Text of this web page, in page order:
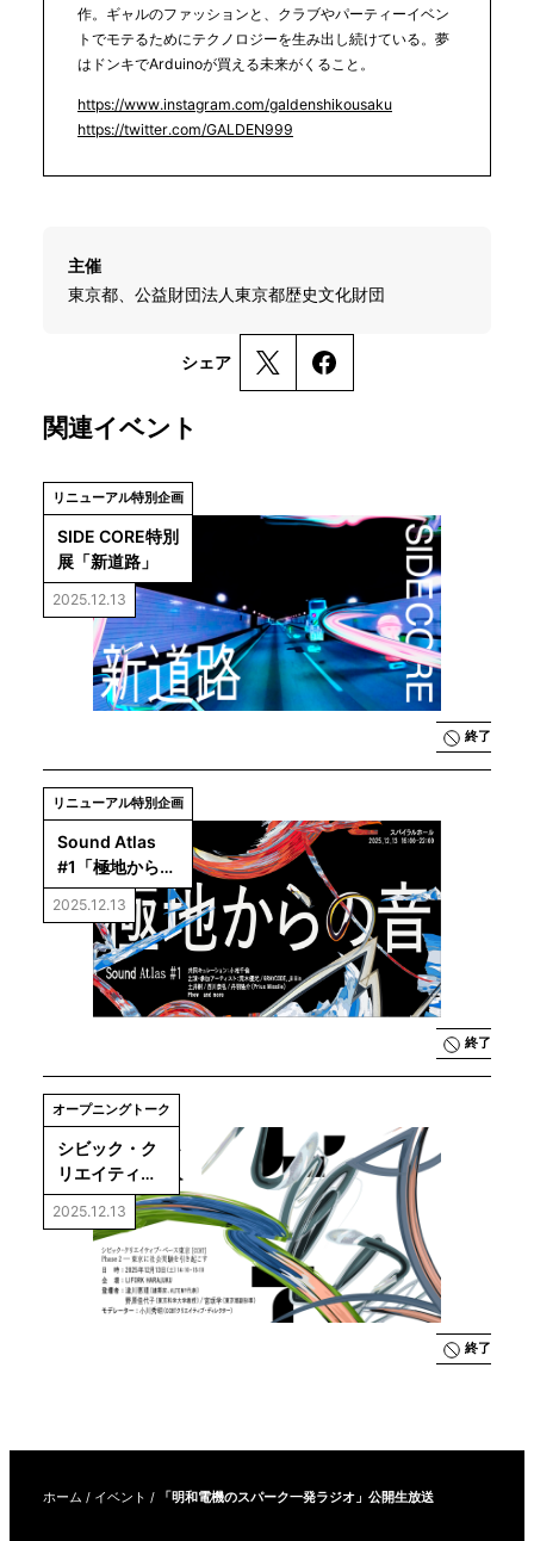
作。ギャルのファッションと、クラブやパーティーイベン
トでモテるためにテクノロジーを生み出し続けている。夢
はドンキでArduinoが買える未来がくること。
https://www.instagram.com/galdenshikousaku
https://twitter.com/GALDEN999
主催
東京都、公益財団法人東京都歴史文化財団
シェア
関連イベント
リニューアル特別企画
SIDE CORE特別
展「新道路」
2025.12.13
終了
リニューアル特別企画
Sound Atlas
#1「極地からの
音」
2025.12.13
終了
オープニングトーク
シビック・ク
リエイティ
ブ・ベース東
京［CCBT］
Phase 2―東
京に社会実験
を引き起こす
2025.12.13
終了
ホーム / イベント / 「明和電機のスパーク一発ラジオ」公開生放送